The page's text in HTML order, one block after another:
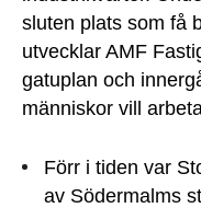
sluten plats som få
utvecklar AMF
gatuplan och
människor vill
Förr i tiden var
av Södermalms